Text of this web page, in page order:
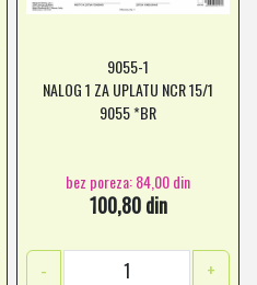
9055-1
NALOG 1 ZA UPLATU NCR 15/1
9055 *BR
bez poreza: 84,00 din
100,80 din
-
+